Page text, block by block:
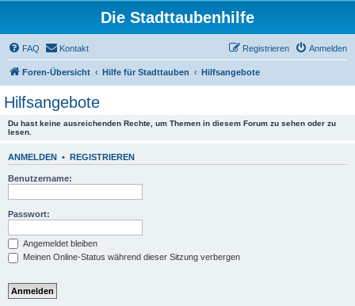
Die Stadttaubenhilfe
FAQ Kontakt Anmelden
Registrieren
Foren-Übersicht Hilfe für Stadttauben Hilfsangebote
Hilfsangebote
Du hast keine ausreichenden Rechte, um Themen in diesem Forum zu sehen oder zu
lesen.
ANMELDEN • REGISTRIEREN
Benutzername:
Passwort:
Angemeldet bleiben
Meinen Online-Status während dieser Sitzung verbergen